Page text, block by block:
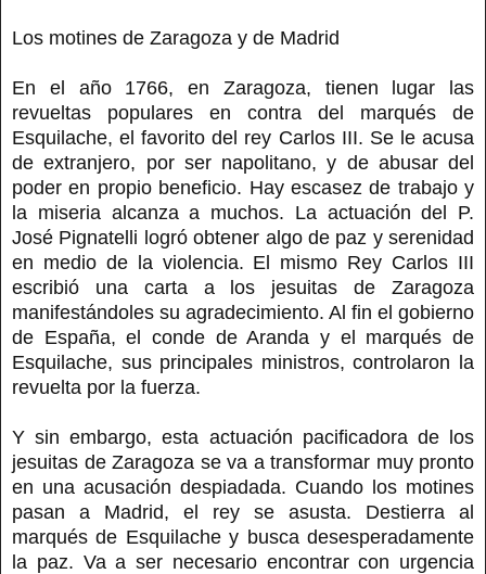
Los motines de Zaragoza y de Madrid
En el año 1766, en Zaragoza, tienen lugar las
revueltas populares en contra del marqués de
Esquilache, el favorito del rey Carlos III. Se le acusa
de extranjero, por ser napolitano, y de abusar del
poder en propio beneficio. Hay escasez de trabajo y
la miseria alcanza a muchos. La actuación del P.
José Pignatelli logró obtener algo de paz y serenidad
en medio de la violencia. El mismo Rey Carlos III
escribió una carta a los jesuitas de Zaragoza
manifestándoles su agradecimiento. Al fin el gobierno
de España, el conde de Aranda y el marqués de
Esquilache, sus principales ministros, controlaron la
revuelta por la fuerza.
Y sin embargo, esta actuación pacificadora de los
jesuitas de Zaragoza se va a transformar muy pronto
en una acusación despiadada. Cuando los motines
pasan a Madrid, el rey se asusta. Destierra al
marqués de Esquilache y busca desesperadamente
la paz. Va a ser necesario encontrar con urgencia